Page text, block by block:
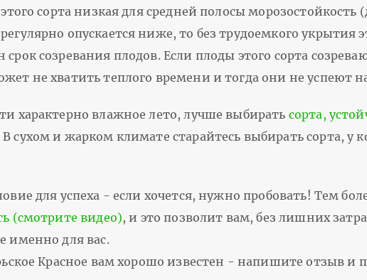
сорта низкая для средней полосы морозостойкость
опускается ниже, то без трудоемкого укрытия
созревания плодов. Если плоды этого сорта
не хватить теплого времени и тогда они не успеют
характерно влажное лето, лучше выбирать сорта,
сухом и жарком климате старайтесь выбирать сорта, у
для успеха - если хочется, нужно пробовать! Тем
(смотрите видео), и это позволит вам, без лишних
именно для вас.
Красное вам хорошо известен - напишите отзыв и